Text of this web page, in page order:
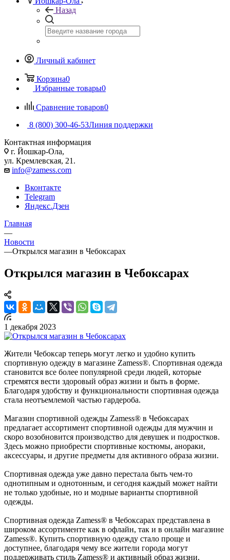
Назад
Личный кабинет
Корзина0
Избранные товары0
Сравнение товаров0
8 (800) 300-46-53Линия поддержки
Контактная информация
г. Йошкар-Ола,
ул. Кремлевская, 21.
info@zamess.com
Вконтакте
Telegram
Яндекс.Дзен
Главная
—
Новости
—Открылся магазин в Чебоксарах
Открылся магазин в Чебоксарах
1 декабря 2023
Жители Чебоксар теперь могут легко и удобно купить
спортивную одежду в магазине Zamess®. Спортивная одежда
становится все более популярной среди людей, которые
стремятся вести здоровый образ жизни и быть в форме.
Благодаря удобству и функциональности спортивная одежда
стала неотъемлемой частью гардероба.
Магазин спортивной одежды Zamess® в Чебоксарах
предлагает ассортимент спортивной одежды для мужчин и
скоро возобновится производство для девушек и подростков.
Здесь можно приобрести спортивные костюмы, анораки,
аксессуары, и другие предметы для активного образа жизни.
Спортивная одежда уже давно перестала быть чем-то
однотипным и однотонным, и сегодня каждый может найти
не только удобные, но и модные варианты спортивной
одежды.
Спортивная одежда Zamess® в Чебоксарах представлена в
широком ассортименте как в офлайн, так и в онлайн магазине
Zamess®. Купить спортивную одежду стало проще и
доступнее, благодаря чему все жители города могут
поддерживать стиль Zamess® и активный образ жизни.